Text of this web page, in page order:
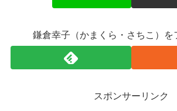
鎌倉幸子（かまくら・さちこ）を
スポンサーリンク